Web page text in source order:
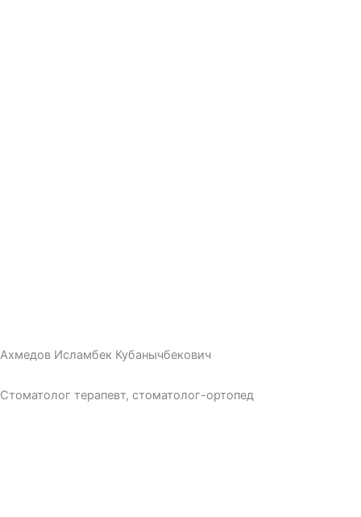
Ахмедов Исламбек Кубанычбекович
Стоматолог терапевт, стоматолог-ортопед